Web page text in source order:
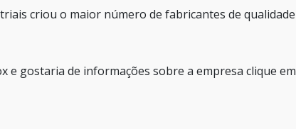
criou o maior número de fabricantes de qualidade
gostaria de informações sobre a empresa clique em